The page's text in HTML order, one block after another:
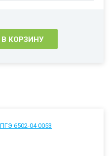
В КОРЗИНУ
6502-04 0053